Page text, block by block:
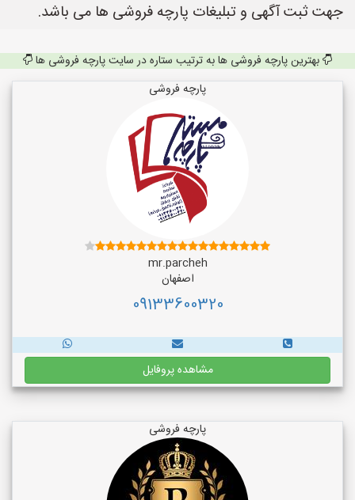
جهت ثبت آگهی و تبلیغات پارچه فروشی ها می باشد.
بهترین پارچه فروشی ها به ترتیب ستاره در سایت پارچه فروشی ها
پارچه فروشی
mr.parcheh
اصفهان
09133600320
مشاهده پروفایل
پارچه فروشی